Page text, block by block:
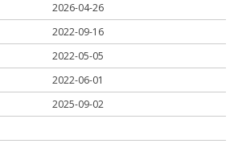
2026-04-26
2022-09-16
2022-05-05
2022-06-01
2025-09-02